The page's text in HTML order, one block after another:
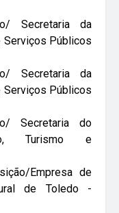
Secretaria da
Serviços Públicos
Secretaria da
Serviços Públicos
Secretaria do
Turismo e
Empresa de
de Toledo -